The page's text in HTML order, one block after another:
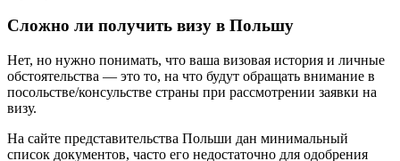
Сложно ли получить визу в Польшу
Нет, но нужно понимать, что ваша визовая история и личные
обстоятельства — это то, на что будут обращать внимание в
посольстве/консульстве страны при рассмотрении заявки на
визу.
На сайте представительства Польши дан минимальный
список документов, часто его недостаточно для одобрения